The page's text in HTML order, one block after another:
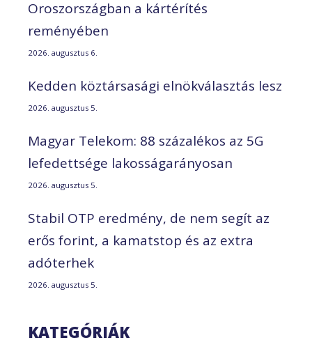
Oroszországban a kártérítés
reményében
2026. augusztus 6.
Kedden köztársasági elnökválasztás lesz
2026. augusztus 5.
Magyar Telekom: 88 százalékos az 5G
lefedettsége lakosságarányosan
2026. augusztus 5.
Stabil OTP eredmény, de nem segít az
erős forint, a kamatstop és az extra
adóterhek
2026. augusztus 5.
KATEGÓRIÁK